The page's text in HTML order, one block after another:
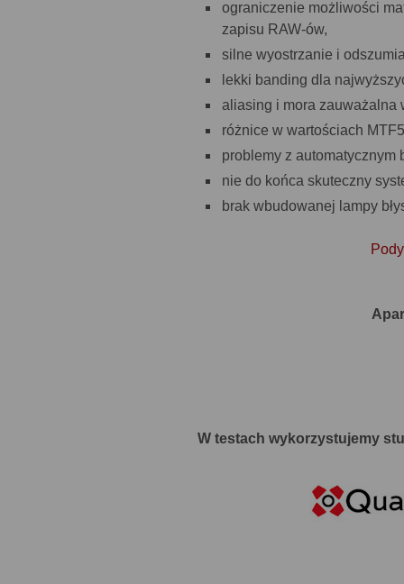
ograniczenie możliwości
zapisu RAW-ów,
silne wyostrzanie i
lekki banding dla
aliasing i mora zauważalna
różnice w wartościach
problemy z
nie do końca skuteczny
brak wbudowanej lampy
W testach wykorzystujemy